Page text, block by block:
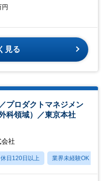
円
見る
プロダクトマネジメン
科領域）／東京本社
社
休日120日以上 業界未経験OK